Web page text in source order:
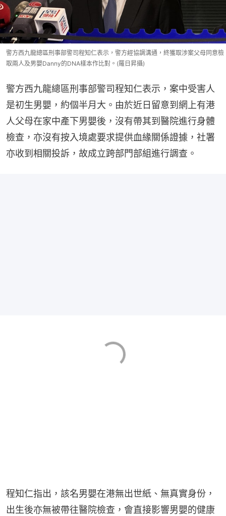
警方西九龍總區刑事部警司程知仁表示，警方經協調溝通，終獲取涉案父母同意檢
取兩人及男嬰Danny的DNA樣本作比對。(羅日昇攝)
警方西九龍總區刑事部警司程知仁表示，案中受害人
是初生男嬰，約個半月大。由於近日留意到網上有港
人父母在家中產下男嬰後，沒有帶其到醫院進行身體
檢查，亦沒有按入境處要求提供血緣關係證據，社署
亦收到相關投訴，故成立跨部門部組進行調查。
程知仁指出，該名男嬰在港無出世紙、無真實身份，
出生後亦無被帶往醫院檢查，會直接影響男嬰的健康